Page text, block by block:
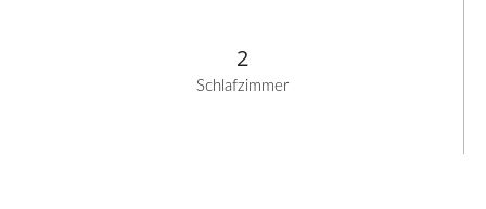
Schlafzimmer
2